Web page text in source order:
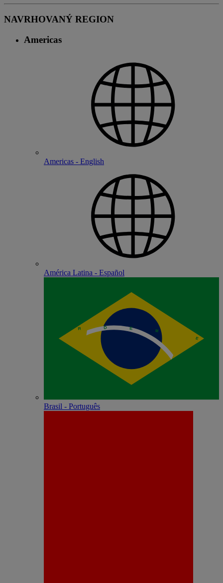
NAVRHOVANÝ REGION
Americas
Americas - English
América Latina - Español
Brasil - Português